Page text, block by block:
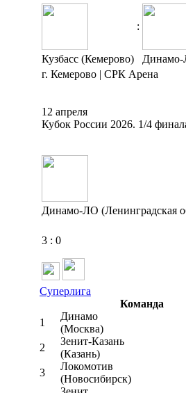
:
Кузбасс (Кемерово)
Динамо-
г. Кемерово | СРК Арена
12 апреля
Кубок России 2026. 1/4
Динамо-ЛО (Ленинградская
3 : 0
Суперлига
Команда
1
Динамо
(Москва)
2
Зенит-Казань
(Казань)
3
Локомотив
(Новосибирск)